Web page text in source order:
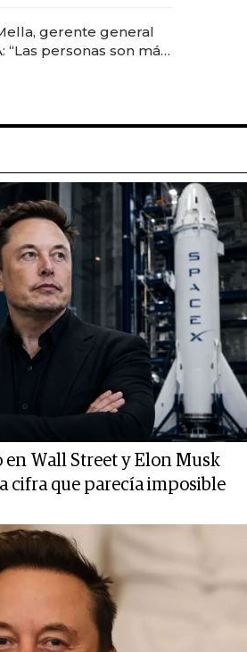
y prepara apertura
gerente general
“Las personas son más
en Wall Street y Elon Musk
cifra que parecía imposible